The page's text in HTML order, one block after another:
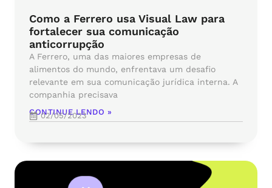
Como a Ferrero usa Visual Law para
fortalecer sua comunicação
anticorrupção
A Ferrero, uma das maiores empresas de
alimentos do mundo, enfrentava um desafio
relevante em sua comunicação jurídica interna. A
companhia precisava
CONTINUE LENDO »
02/05/2023